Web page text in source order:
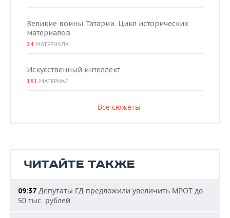
Великие воины Татарии. Цикл исторических
материалов
24 МАТЕРИАЛА
Искусственный интеллект
181 МАТЕРИАЛ
Все сюжеты
ЧИТАЙТЕ ТАКЖЕ
09:37 Депутаты ГД предложили увеличить МРОТ до
50 тыс. рублей